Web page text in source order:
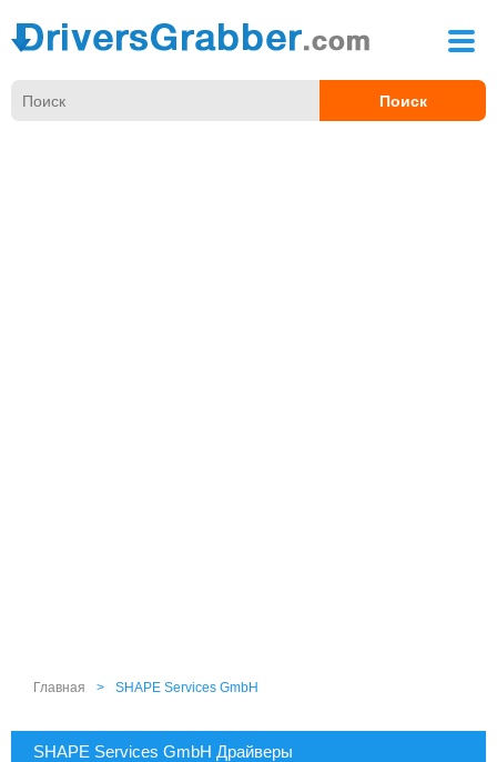
Главная > SHAPE Services GmbH
SHAPE Services GmbH Драйверы